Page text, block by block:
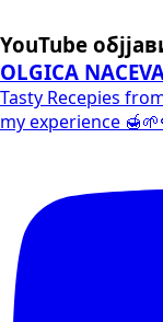
YouTube
OLGICA
Tasty Recepies
my experience